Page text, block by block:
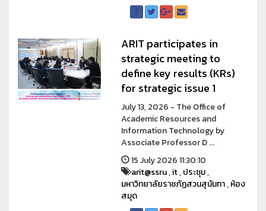
ARIT participates in
strategic meeting to
define key results (KRs)
for strategic issue 1
July 13, 2026 - The Office of
Academic Resources and
Information Technology by
Associate Professor D ...
15 July 2026 11:30:10
arit@ssru,it,ประชุม,
มหาวิทยาลัยราชภัฏสวนสุนันทา,ห้อง
สมุด